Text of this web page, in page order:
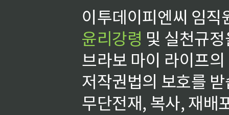
이투데이피엔씨 임
윤리강령 및 실천규
브라보 마이 라이프
저작권법의 보호를
무단전재, 복사, 재배